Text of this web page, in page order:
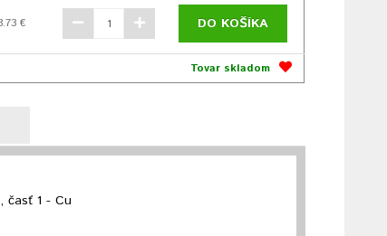
€ DO KOŠÍKA
Tovar skladom
časť 1 - Cu